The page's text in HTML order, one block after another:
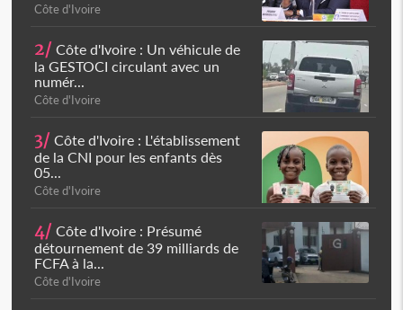
Côte d'Ivoire
2/ Côte d'Ivoire : Un véhicule de
la GESTOCI circulant avec un
numér...
Côte d'Ivoire
3/ Côte d'Ivoire : L'établissement
de la CNI pour les enfants dès
05...
Côte d'Ivoire
4/ Côte d'Ivoire : Présumé
détournement de 39 milliards de
FCFA à la...
Côte d'Ivoire